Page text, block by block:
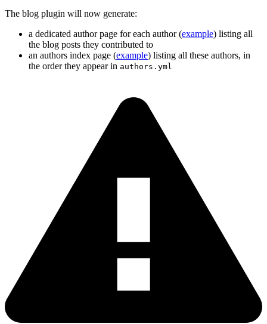
The blog plugin will now generate:
a dedicated author page for each author (example) listing all
the blog posts they contributed to
an authors index page (example) listing all these authors, in
the order they appear in authors.yml